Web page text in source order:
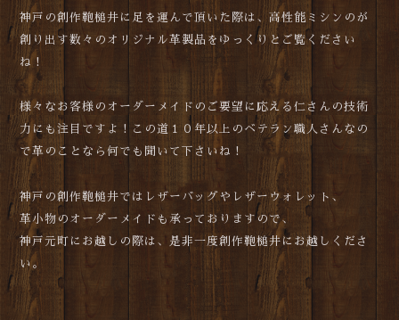
神戸の創作鞄槌井に足を運んで頂いた際は、高性能ミシンのが
創り出す数々のオリジナル革製品をゆっくりとご覧ください
ね！
様々なお客様のオーダーメイドのご要望に応える仁さんの技術
力にも注目ですよ！この道１０年以上のベテラン職人さんなの
で革のことなら何でも聞いて下さいね！
神戸の創作鞄槌井ではレザーバッグやレザーウォレット、
革小物のオーダーメイドも承っておりますので、
神戸元町にお越しの際は、是非一度創作鞄槌井にお越しくださ
い。